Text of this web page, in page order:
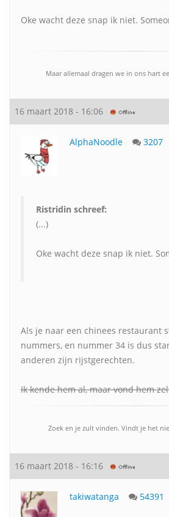
Oke wacht deze snap ik niet.
Maar allemaal dragen we in ons hart
16 maart 2018 - 16:06
AlphaNoodle 3207
Ristridin schreef:
(...)
Oke wacht deze snap ik niet.
Als je naar een chinees restaurant
nummers, en nummer 34 is dus
anderen zijn rijstgerechten.
Ik kende hem al, maar vond hem
Zoek en je zult vinden. Vindt je het
16 maart 2018 - 16:16
takiwatanga 54391